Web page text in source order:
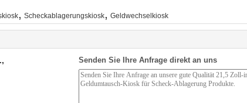
, Scheckablagerungskiosk, Geldwechselkiosk
Senden Sie Ihre Anfrage direkt an uns